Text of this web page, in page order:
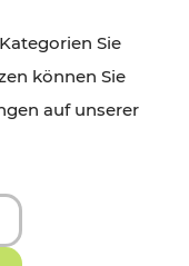
Sie
können Sie
auf unserer